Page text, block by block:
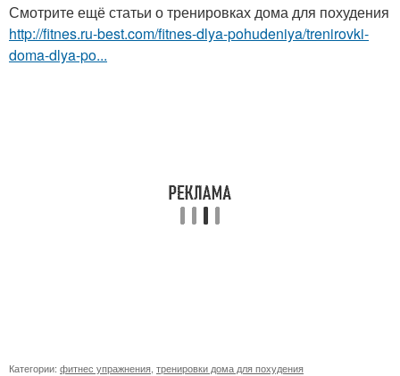
Смотрите ещё статьи о тренировках дома для похудения
http://fitnes.ru-best.com/fitnes-dlya-pohudeniya/trenirovki-
doma-dlya-po...
Категории: фитнес упражнения тренировки дома для похудения